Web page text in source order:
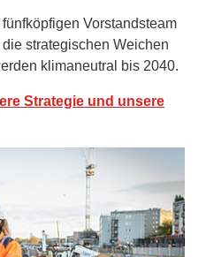
Vorstandsteam
strategischen Weichen
klimaneutral bis 2040.
Strategie und unsere